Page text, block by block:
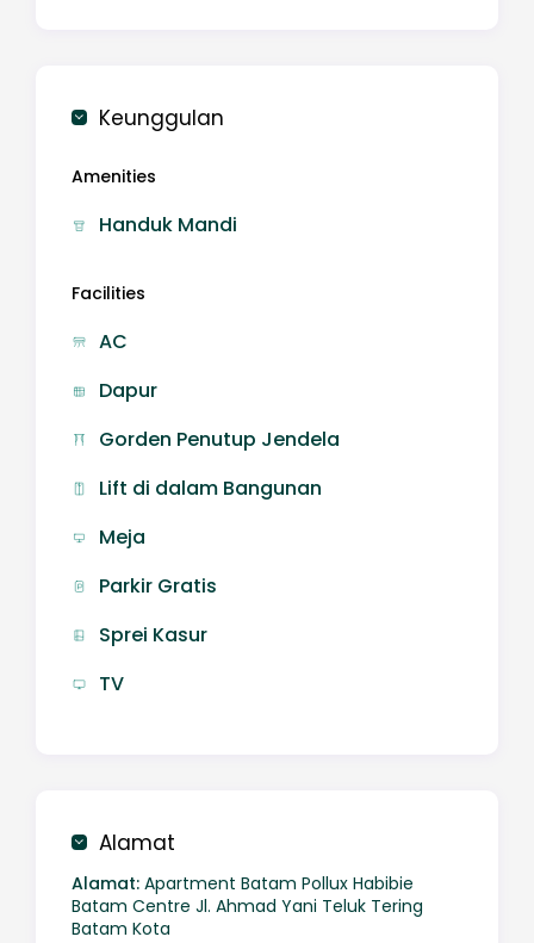
Keunggulan
Amenities
Handuk Mandi
Facilities
AC
Dapur
Gorden Penutup Jendela
Lift di dalam Bangunan
Meja
Parkir Gratis
Sprei Kasur
TV
Alamat
Alamat: Apartment Batam Pollux Habibie
Batam Centre Jl. Ahmad Yani Teluk Tering
Batam Kota